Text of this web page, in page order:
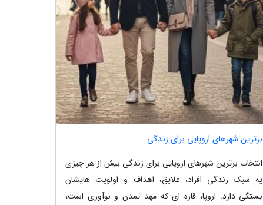
برترین شهرهای اروپایی برای زندگی
انتخاب برترین شهرهای اروپایی برای زندگی بیش از هر چیزی
یه سبک زندگی افراد، علایق، اهداف و اولویت هایشان
بستگی دارد. اروپا، قاره ای که مهد تمدن و نوآوری است،